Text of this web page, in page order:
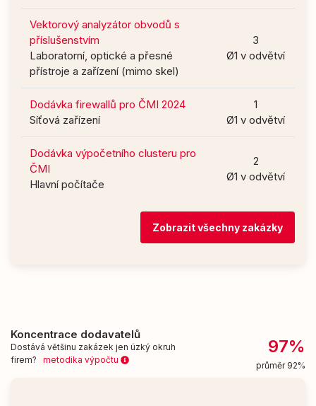
Vektorový analyzátor obvodů s
příslušenstvím
Laboratorní, optické a přesné
přístroje a zařízení (mimo skel)
3
Ø1 v odvětví
Dodávka firewallů pro ČMI 2024
Síťová zařízení
1
Ø1 v odvětví
Dodávka výpočetního clusteru pro
ČMI
Hlavní počítače
2
Ø1 v odvětví
Zobrazit všechny zakázky
Koncentrace dodavatelů
Dostává většinu zakázek jen úzký okruh
firem? metodika výpočtu
97%
průměr 92%